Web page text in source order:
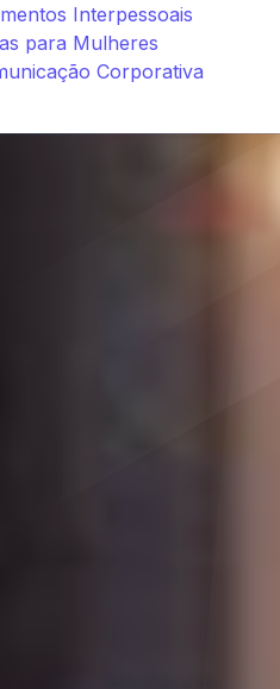
Interpessoais
para Mulheres
Corporativa